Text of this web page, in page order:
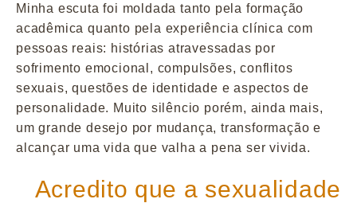
Minha escuta foi moldada tanto pela formação
acadêmica quanto pela experiência clínica com
pessoas reais: histórias atravessadas por
sofrimento emocional, compulsões, conflitos
sexuais, questões de identidade e aspectos de
personalidade. Muito silêncio porém, ainda mais,
um grande desejo por mudança, transformação e
alcançar uma vida que valha a pena ser vivida.
Acredito que a sexualidade